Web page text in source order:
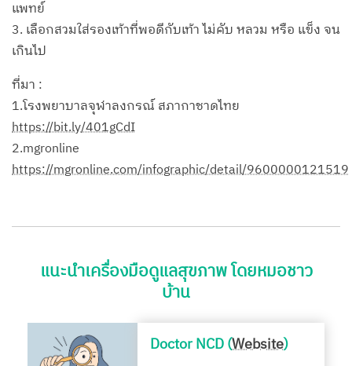
แพทย์
3. เลือกสวมใส่รองเท้าที่พอดีกับเท้า ไม่คับ หลวม หรือ แข็ง จน
เกินไป
ที่มา :
1.โรงพยาบาลจุฬาลงกรณ์ สภากาชาดไทย
https://bit.ly/401gCdI
2.mgronline
https://mgronline.com/infographic/detail/9600000121519
แนะนำเครื่องมือดูแลสุขภาพ โดยหมอชาว
บ้าน
Doctor NCD (Website)